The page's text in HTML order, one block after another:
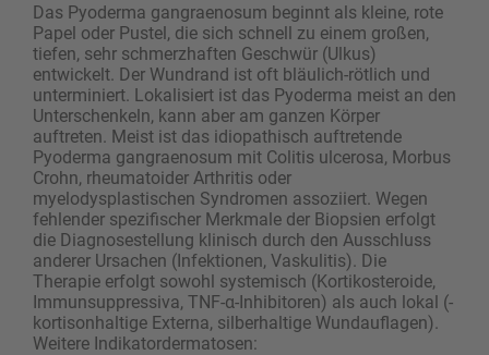
Das Pyoderma gangraenosum beginnt als kleine, rote
Papel oder Pustel, die sich schnell zu einem großen,
tiefen, sehr schmerzhaften Geschwür (­Ulkus)
entwickelt. Der Wundrand ist oft bläulich-rötlich und
unterminiert. Lokalisiert ist das Pyoderma meist an den
Unterschenkeln, kann aber am ganzen Körper
auftreten. Meist ist das idiopathisch auftretende
Pyoderma gangraenosum mit Colitis ulcerosa, Morbus
Crohn, rheumatoider Arthritis oder
myelodysplastischen Syndromen assoziiert. Wegen
fehlender spezifischer Merkmale der Biopsien erfolgt
die Diagnose­stellung klinisch durch den Ausschluss
anderer Ursachen (Infektionen, Vaskulitis). Die
Therapie erfolgt sowohl systemisch (Kortikosteroide,
Immunsuppressiva, TNF-α-Inhibitoren) als auch lokal (­
kortisonhaltige Externa, silberhaltige Wundauflagen).
Weitere Indikatordermatosen: